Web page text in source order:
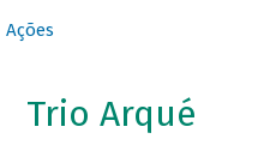
Ações
Trio Arqué